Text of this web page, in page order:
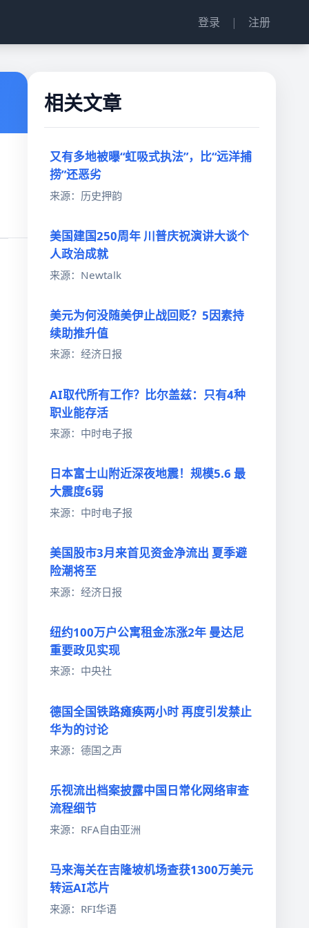
登录 | 注册
相关文章
又有多地被曝“虹吸式执法”，比“远洋捕
捞”还恶劣
来源：历史押韵
美国建国250周年 川普庆祝演讲大谈个
人政治成就
来源：Newtalk
美元为何没随美伊止战回贬？5因素持
续助推升值
来源：经济日报
AI取代所有工作？比尔盖兹：只有4种
职业能存活
来源：中时电子报
日本富士山附近深夜地震！规模5.6 最
大震度6弱
来源：中时电子报
美国股市3月来首见资金净流出 夏季避
险潮将至
来源：经济日报
纽约100万户公寓租金冻涨2年 曼达尼
重要政见实现
来源：中央社
德国全国铁路瘫痪两小时 再度引发禁止
华为的讨论
来源：德国之声
乐视流出档案披露中国日常化网络审查
流程细节
来源：RFA自由亚洲
马来海关在吉隆坡机场查获1300万美元
转运AI芯片
来源：RFI华语